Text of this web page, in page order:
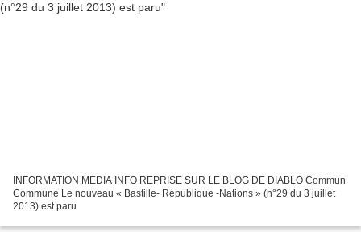
INFORMATION MEDIA INFO REPRISE SUR LE BLOG DE DIABLO Commun
Commune Le nouveau « Bastille- République -Nations » (n°29 du 3 juillet
2013) est paru